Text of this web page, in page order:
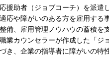
援助者（ジョブコーチ）を派遣
応や障がいのある方を雇用する
備、雇用管理ノウハウの蓄積を
業カウンセラーが作成した「ジ
き、企業の指導者に障がいの特